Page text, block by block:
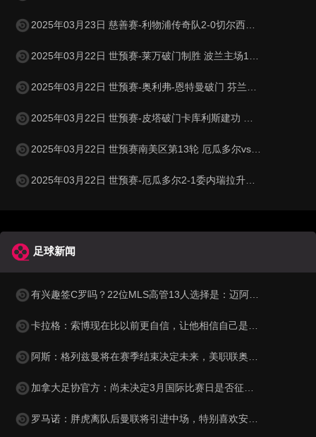
2025年03月23日 慈善赛-利物浦传奇队2-0切尔西传奇队 克劳奇头球+挑射梅开二度
2025年03月22日 世预赛-莱万破门制胜 波兰主场1-0小胜立陶宛
2025年03月22日 世预赛-奥利弗-恩特曼破门 芬兰客场1-0马耳他
2025年03月22日 世预赛-皮塔破门卡库利斯建功 塞浦路斯2-0圣马力诺
2025年03月22日 世预赛南美区第13轮 厄瓜多尔vs委内瑞拉 全场录像
2025年03月22日 世预赛-厄瓜多尔2-1委内瑞拉升至第二 瓦伦西亚双响+失点
足球新闻
有兴趣签C罗吗？22位MLS高管13人选择是：迈阿密已证明能赚回来
卡拉格：索博现在比以前更自信，让他相信自己是英超顶尖球员
阿斯：格列兹曼将在赛季结束决定未来，美职联奥兰多城有意签他
加拿大足协官方：尚未决定3月国际比赛日是否征召阿方索·戴维斯
罗马诺：胖虎离队后曼联将引进中场，特别喜欢安德森且青睐托纳利